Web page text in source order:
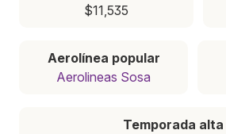
$11,535
Aerolínea popular
Aerolineas Sosa
Temporada alta